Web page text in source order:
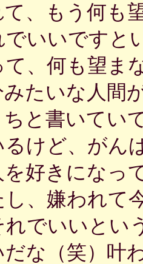
、もう何も
でいいですと
て、何も望ま
みたいな人間
ちと書いてい
るけど、がん
を好きになっ
し、嫌われて
れでいいとい
な（笑）叶